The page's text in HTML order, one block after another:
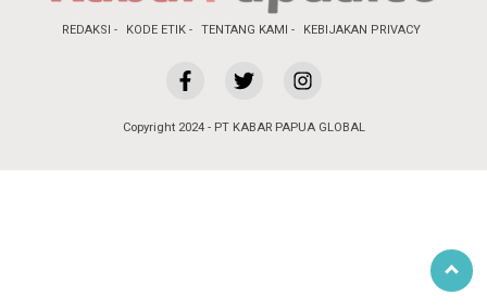
REDAKSI KODE ETIK TENTANG KAMI KEBIJAKAN PRIVACY
Copyright 2024 - PT KABAR PAPUA GLOBAL